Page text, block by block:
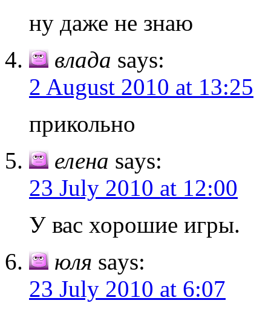
ну даже не знаю
влада says:
2 August 2010 at 13:25
прикольно
елена says:
23 July 2010 at 12:00
У вас хорошие игры.
юля says:
23 July 2010 at 6:07